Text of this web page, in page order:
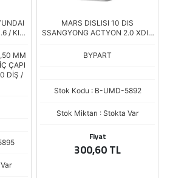
/ KIA
MM
ÇAPI
DİŞ /
MARS DISLISI 10 DIS
SSANGYONG ACTYON 2.0 XDI -
2.7 XDI
BYPART
Stok Kodu : B-UMD-5892
Stok Miktarı : Stokta Var
Fiyat
300,60 TL